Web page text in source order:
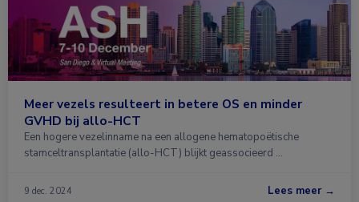
Meer vezels resulteert in betere OS en minder
GVHD bij allo-HCT
Een hogere vezelinname na een allogene hematopoëtische
stamceltransplantatie (allo-HCT) blijkt geassocieerd …
9 dec. 2024 Lees meer →